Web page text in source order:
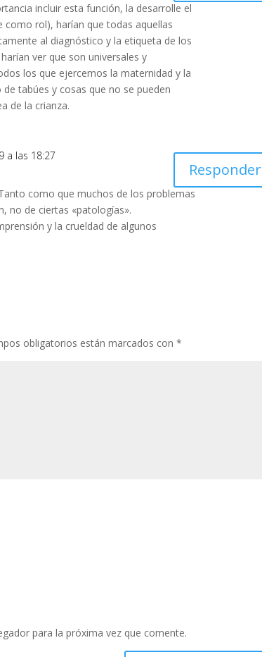
incluir esta función, la desarrolle el
rol), harían que todas aquellas
al diagnóstico y la etiqueta de los
ver que son universales y
los que ejercemos la maternidad y la
tabúes y cosas que no se pueden
de la crianza.
a las 18:27
como que muchos de los problemas
no de ciertas «patologías».
y la crueldad de algunos
Responder
obligatorios están marcados con*
para la próxima vez que comente.